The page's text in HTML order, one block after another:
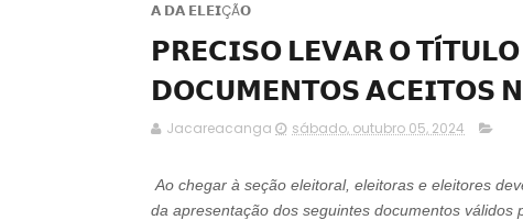
𝗔 𝗗𝗔 𝗘𝗟𝗘𝗜ÇÃ𝗢
𝗣𝗥𝗘𝗖𝗜𝗦𝗢 𝗟𝗘𝗩𝗔𝗥 𝗢
𝗗𝗢𝗖𝗨𝗠𝗘𝗡𝗧𝗢𝗦 𝗔𝗖𝗘𝗜𝗧𝗢𝗦
Jacareacanga sábado, outubro 05, 2024
Ao chegar à seção eleitoral, eleitoras e eleitores
da apresentação dos seguintes documentos válidos